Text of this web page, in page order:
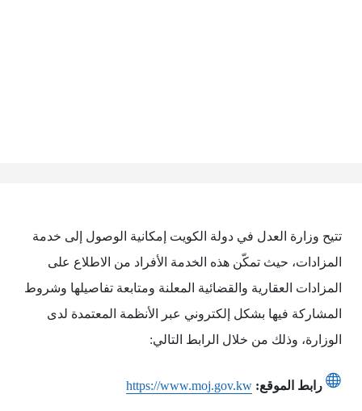
تتيح وزارة العدل في دولة الكويت إمكانية الوصول إلى خدمة
المزادات، حيث تمكّن هذه الخدمة الأفراد من الاطلاع على
المزادات العقارية والقضائية المعلنة ومتابعة تفاصيلها وشروط
المشاركة فيها بشكل إلكتروني عبر الأنظمة المعتمدة لدى
الوزارة، وذلك من خلال الرابط التالي:
رابط الموقع: https://www.moj.gov.kw